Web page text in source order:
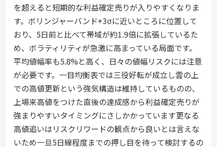
を超えると短期的な利益確定売りが入りやすくなりま
す。ボリンジャーバンド+3σに近いところに位置して
おり、5日前と比べて帯域が約1.9倍に拡張しているた
め、ボラティリティが急激に高まっている局面です。
平均値幅率も5.8%と高く、日々の値幅リスクには注意
が必要です。一目均衡表では三役好転が成立し雲の上
での高値更新という強気構造は維持しているものの、
上場来高値をつけた直後の達成感から利益確定売りが
強まりやすいタイミングにさしかかっています更なる
高値追いはリスクリワードの観点から良いとは言えな
いため一旦5日線程度までの押し目を待って検討するの